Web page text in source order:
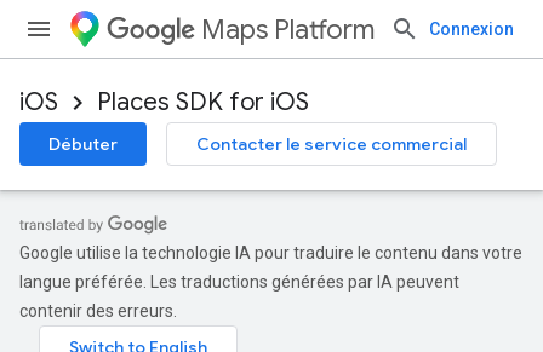
Maps Platform Connexion
iOS Places SDK for iOS
Débuter Contacter le service commercial
Google utilise la technologie IA pour traduire le contenu dans votre
langue préférée. Les traductions générées par IA peuvent
contenir des erreurs.